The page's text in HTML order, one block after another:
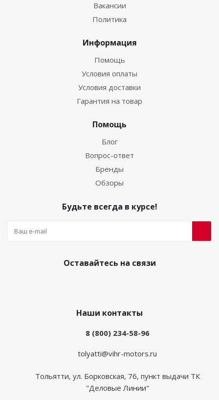
Вакансии
Политика
Информация
Помощь
Условия оплаты
Условия доставки
Гарантия на товар
Помощь
Блог
Вопрос-ответ
Бренды
Обзоры
Будьте всегда в курсе!
Оставайтесь на связи
Наши контакты
8 (800) 234-58-96
tolyatti@vihr-motors.ru
Тольятти, ул. Борковская, 76, пункт выдачи ТК
"Деловые Линии"